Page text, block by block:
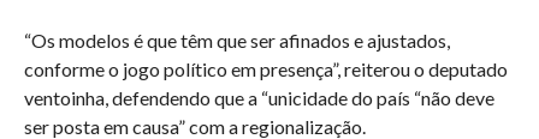
“Os modelos é que têm que ser afinados e ajustados,
conforme o jogo político em presença”, reiterou o deputado
ventoinha, defendendo que a “unicidade do país “não deve
ser posta em causa” com a regionalização.